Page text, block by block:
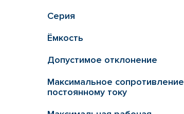
Серия
Ёмкость
Допустимое отклонение
Максимальное сопротивление
постоянному току